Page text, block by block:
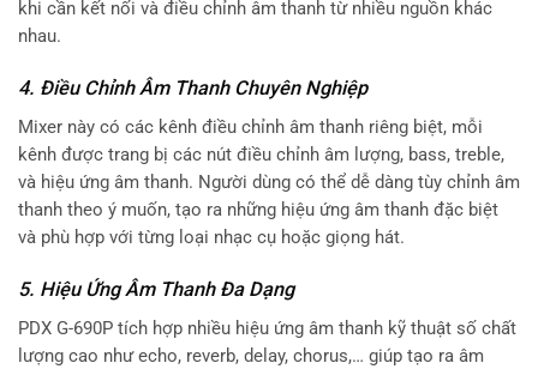
khi cần kết nối và điều chỉnh âm thanh từ nhiều nguồn khác
nhau.
4. Điều Chỉnh Âm Thanh Chuyên Nghiệp
Mixer này có các kênh điều chỉnh âm thanh riêng biệt, mỗi
kênh được trang bị các nút điều chỉnh âm lượng, bass, treble,
và hiệu ứng âm thanh. Người dùng có thể dễ dàng tùy chỉnh âm
thanh theo ý muốn, tạo ra những hiệu ứng âm thanh đặc biệt
và phù hợp với từng loại nhạc cụ hoặc giọng hát.
5. Hiệu Ứng Âm Thanh Đa Dạng
PDX G-690P tích hợp nhiều hiệu ứng âm thanh kỹ thuật số chất
lượng cao như echo, reverb, delay, chorus,… giúp tạo ra âm